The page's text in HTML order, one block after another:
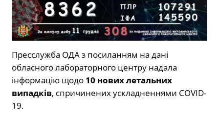
Пресслужба ОДА з посиланням на дані
обласного лабораторного центру надала
інформацію щодо 10 нових летальних
випадків, спричинених ускладненнями COVID-
19.